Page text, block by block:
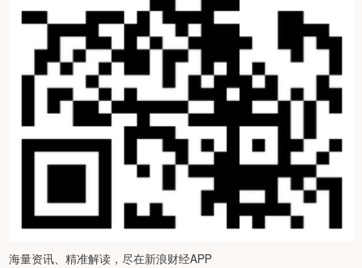
海量资讯、精准解读，尽在新浪财经APP